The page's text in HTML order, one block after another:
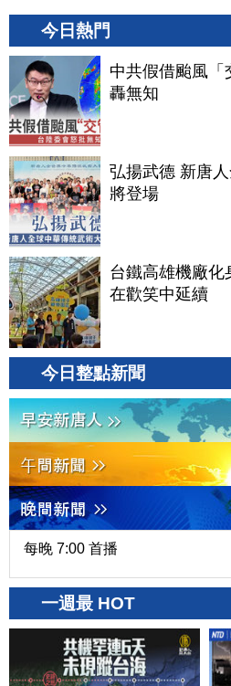
今日熱門
中共假借颱風「
轟無知
弘揚武德 新唐
將登場
台鐵高雄機廠化
在歡笑中延續
今日整點新聞
每晚 7:00 首播
一週最 HOT